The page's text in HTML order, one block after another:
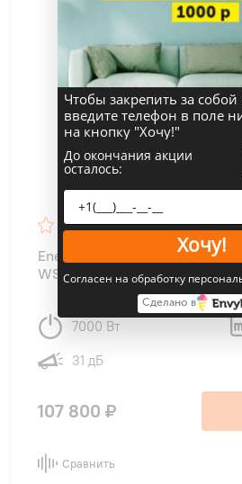
4.6 44
Energolux SAS24B4-A/
WS
7000 Вт
31 дБ
107 800 ₽
Сравнить
Чтобы закрепить за собой
введите телефон в поле
на кнопку "Хочу!"
До окончания акции
осталось:
Хочу!
Согласен на обработку
Сделано в